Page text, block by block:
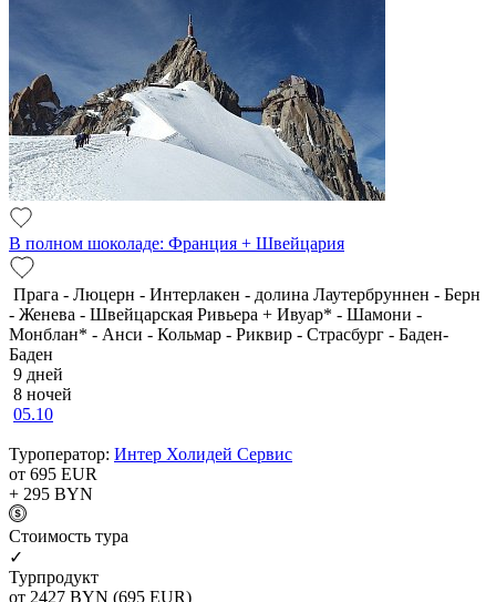
В полном шоколаде: Франция + Швейцария
Прага - Люцерн - Интерлакен - долина Лаутербруннен - Берн
- Женева - Швейцарская Ривьера + Ивуар* - Шамони -
Монблан* - Анси - Кольмар - Риквир - Страсбург - Баден-
Баден
9 дней
8 ночей
05.10
Туроператор: Интер Холидей Сервис
от 695 EUR
+ 295 BYN
Cтоимость тура
✓
Турпродукт
от 2427 BYN (695 EUR)